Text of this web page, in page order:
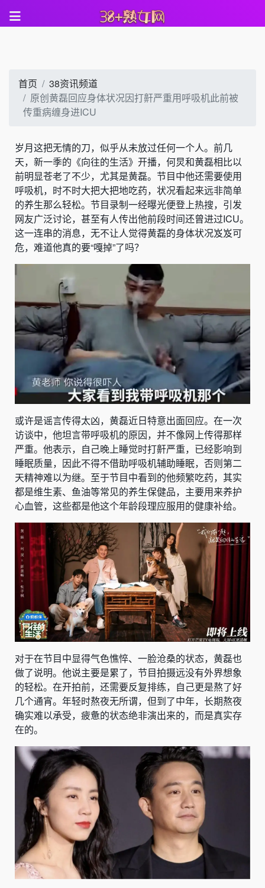
首页
38资讯频道
原创黄磊回应身体状况因打鼾严重用呼吸机此前被
传重病缠身进ICU
岁月这把无情的刀，似乎从未放过任何一个人。前几
天，新一季的《向往的生活》开播，何炅和黄磊相比以
前明显苍老了不少，尤其是黄磊。节目中他还需要使用
呼吸机，时不时大把大把地吃药，状况看起来远非简单
的养生那么轻松。节目录制一经曝光便登上热搜，引发
网友广泛讨论，甚至有人传出他前段时间还曾进过ICU。
这一连串的消息，无不让人觉得黄磊的身体状况岌岌可
危，难道他真的要“嘎掉”了吗？
或许是谣言传得太凶，黄磊近日特意出面回应。在一次
访谈中，他坦言带呼吸机的原因，并不像网上传得那样
严重。他表示，自己晚上睡觉时打鼾严重，已经影响到
睡眠质量，因此不得不借助呼吸机辅助睡眠，否则第二
天精神难以为继。至于节目中看到的他频繁吃药，其实
都是维生素、鱼油等常见的养生保健品，主要用来养护
心血管，这些都是他这个年龄段理应服用的健康补给。
对于在节目中显得气色憔悴、一脸沧桑的状态，黄磊也
做了说明。他说主要是累了，节目拍摄远没有外界想象
的轻松。在开拍前，还需要反复排练，自己更是熬了好
几个通宵。年轻时熬夜无所谓，但到了中年，长期熬夜
确实难以承受，疲惫的状态绝非演出来的，而是真实存
在的。